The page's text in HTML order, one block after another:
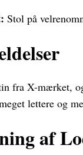
Stol på
fra X-mærket,
lettere og
af